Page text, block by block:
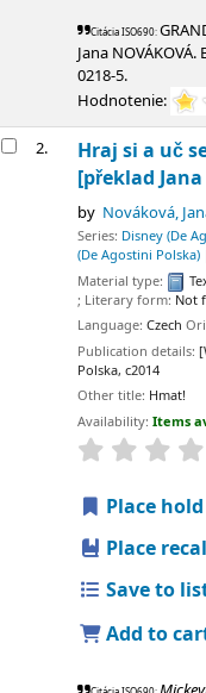
Citácia ISO690:
Jana
0218-5.
Hodnotenie:
2.
Hraj si a uč
[překlad
by Nováková,
Series: Disney (De
(De Agostini Polska)
Material type:
; Literary form: Not
Language: Czech
Publication details:
Polska, c2014
Other title: Hmat!
Availability: Items
Place hold
Place
Save to
Add to